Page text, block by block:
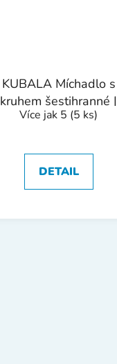
KUBALA Míchadlo s
kruhem šestihranné |
100x510 mm
Více jak 5 (5 ks)
DETAIL